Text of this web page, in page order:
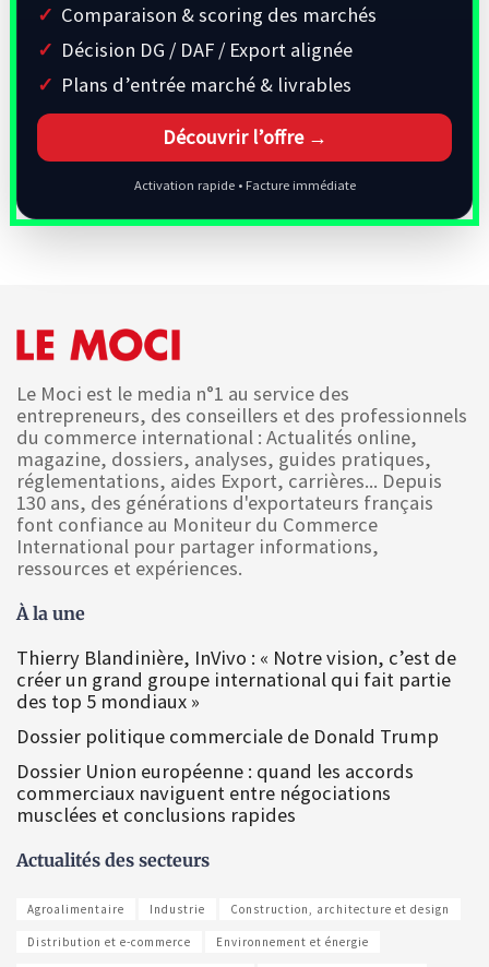
Comparaison & scoring des marchés
Décision DG / DAF / Export alignée
Plans d’entrée marché & livrables
Découvrir l’offre →
Activation rapide • Facture immédiate
Le Moci est le media n°1 au service des
entrepreneurs, des conseillers et des professionnels
du commerce international : Actualités online,
magazine, dossiers, analyses, guides pratiques,
réglementations, aides Export, carrières... Depuis
130 ans, des générations d'exportateurs français
font confiance au Moniteur du Commerce
International pour partager informations,
ressources et expériences.
À la une
Thierry Blandinière, InVivo : « Notre vision, c’est de
créer un grand groupe international qui fait partie
des top 5 mondiaux »
Dossier politique commerciale de Donald Trump
Dossier Union européenne : quand les accords
commerciaux naviguent entre négociations
musclées et conclusions rapides
Actualités des secteurs
Agroalimentaire Industrie Construction, architecture et design
Distribution et e-commerce Environnement et énergie